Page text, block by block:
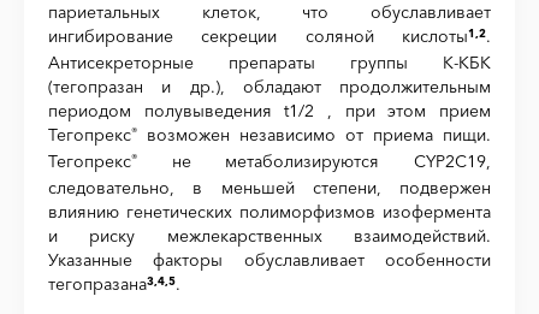
париетальных клеток, что обуславливает
ингибирование секреции соляной кислоты1,2.
Антисекреторные препараты группы К-КБК
(тегопразан и др.), обладают продолжительным
периодом полувыведения t1/2 , при этом прием
Тегопрекс®
возможен независимо от приема пищи.
Тегопрекс®
не метаболизируются CYP2C19,
следовательно, в меньшей степени, подвержен
влиянию генетических полиморфизмов изофермента
и риску межлекарственных взаимодействий.
Указанные факторы обуславливает особенности
тегопразана3,4,5.